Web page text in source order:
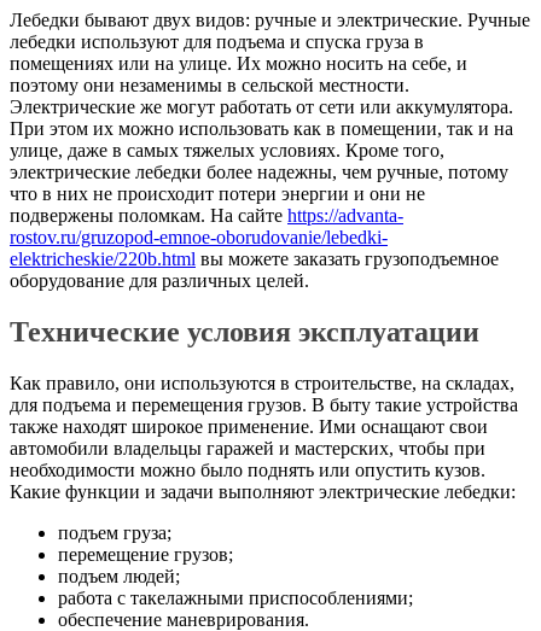
Лебедки бывают двух видов: ручные и электрические. Ручные
лебедки используют для подъема и спуска груза в
помещениях или на улице. Их можно носить на себе, и
поэтому они незаменимы в сельской местности.
Электрические же могут работать от сети или аккумулятора.
При этом их можно использовать как в помещении, так и на
улице, даже в самых тяжелых условиях. Кроме того,
электрические лебедки более надежны, чем ручные, потому
что в них не происходит потери энергии и они не
подвержены поломкам. На сайте https://advanta-
rostov.ru/gruzopod-emnoe-oborudovanie/lebedki-
elektricheskie/220b.html вы можете заказать грузоподъемное
оборудование для различных целей.
Технические условия эксплуатации
Как правило, они используются в строительстве, на складах,
для подъема и перемещения грузов. В быту такие устройства
также находят широкое применение. Ими оснащают свои
автомобили владельцы гаражей и мастерских, чтобы при
необходимости можно было поднять или опустить кузов.
Какие функции и задачи выполняют электрические лебедки:
подъем груза;
перемещение грузов;
подъем людей;
работа с такелажными приспособлениями;
обеспечение маневрирования.